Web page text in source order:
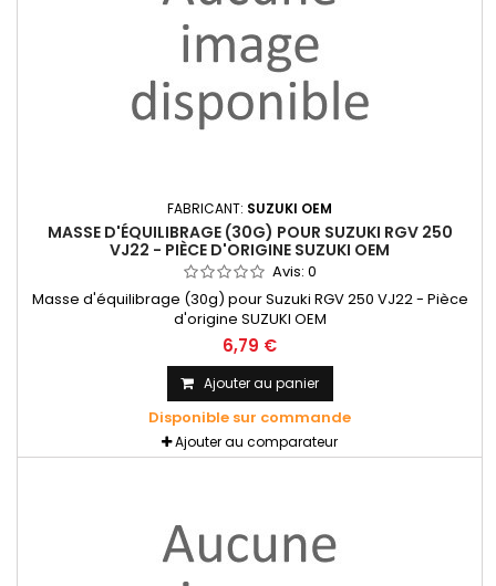
FABRICANT: SUZUKI OEM
MASSE D'ÉQUILIBRAGE (30G) POUR SUZUKI RGV 250
VJ22 - PIÈCE D'ORIGINE SUZUKI OEM
Avis: 0
Masse d'équilibrage (30g) pour Suzuki RGV 250 VJ22 - Pièce
d'origine SUZUKI OEM
6,79 €
Ajouter au panier
Disponible sur commande
Ajouter au comparateur